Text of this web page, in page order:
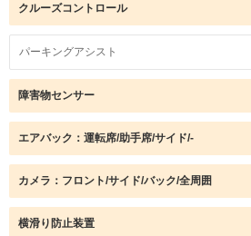
クルーズコントロール
パーキングアシスト
障害物センサー
エアバック：運転席/助手席/サイド/-
カメラ：フロント/サイド/バック/全周囲
横滑り防止装置